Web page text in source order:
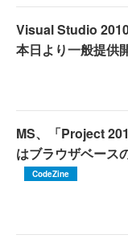
Visual Studio
本日より一般提供
MS、「Project
はブラウザベース
CodeZine